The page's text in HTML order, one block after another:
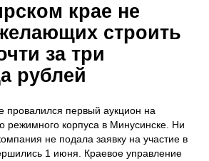
крае не
строить
за три
рублей
провалился первый аукцион на
режимного корпуса в Минусинске. Ни
не подала заявку на участие в
1 июня. Краевое управление